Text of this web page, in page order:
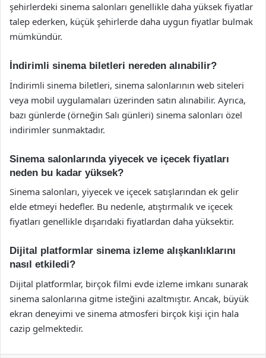
şehirlerdeki sinema salonları genellikle daha yüksek fiyatlar
talep ederken, küçük şehirlerde daha uygun fiyatlar bulmak
mümkündür.
İndirimli sinema biletleri nereden alınabilir?
İndirimli sinema biletleri, sinema salonlarının web siteleri
veya mobil uygulamaları üzerinden satın alınabilir. Ayrıca,
bazı günlerde (örneğin Salı günleri) sinema salonları özel
indirimler sunmaktadır.
Sinema salonlarında yiyecek ve içecek fiyatları
neden bu kadar yüksek?
Sinema salonları, yiyecek ve içecek satışlarından ek gelir
elde etmeyi hedefler. Bu nedenle, atıştırmalık ve içecek
fiyatları genellikle dışarıdaki fiyatlardan daha yüksektir.
Dijital platformlar sinema izleme alışkanlıklarını
nasıl etkiledi?
Dijital platformlar, birçok filmi evde izleme imkanı sunarak
sinema salonlarına gitme isteğini azaltmıştır. Ancak, büyük
ekran deneyimi ve sinema atmosferi birçok kişi için hala
cazip gelmektedir.